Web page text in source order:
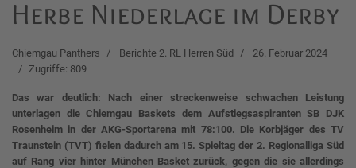
Herbe Niederlage im Derby
Chiemgau Panthers Berichte 2. RL Herren Süd
26. Februar 2024
Zugriffe: 809
Das war deutlich: Nach einer streckenweise schwachen Leistung
unterlagen dieChiemgau Baskets dem Aufstiegsaspiranten SB DJK
Rosenheim in der AKG-Sportarena mit 78:100. Die Korbjäger des TV
Traunstein (TVT) fielen dadurch am 15. Spieltag der 2. Regionalliga Süd
auf Rang vier hinter München Basket zurück, gegen die sie allerdings